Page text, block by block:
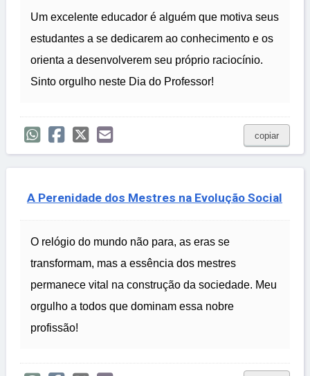
Um excelente educador é alguém que motiva seus
estudantes a se dedicarem ao conhecimento e os
orienta a desenvolverem seu próprio raciocínio.
Sinto orgulho neste Dia do Professor!
copiar
A Perenidade dos Mestres na Evolução Social
O relógio do mundo não para, as eras se
transformam, mas a essência dos mestres
permanece vital na construção da sociedade. Meu
orgulho a todos que dominam essa nobre
profissão!